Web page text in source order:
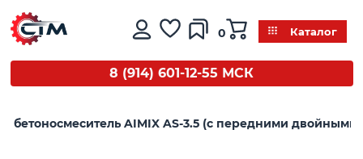
0 Каталог
8 (914) 601-12-55 МСК
AIMIX AS-3.5 (с передними двойными